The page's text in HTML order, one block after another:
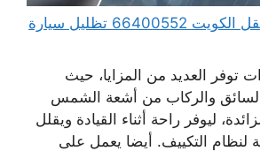
تظليل سيارات متنقل الكويت 66400552 تظليل سيارة
توفر العديد من المزايا، حيث
والركاب من أشعة الشمس
ليوفر راحة أثناء القيادة ويقلل
لنظام التكييف. أيضا يعمل على